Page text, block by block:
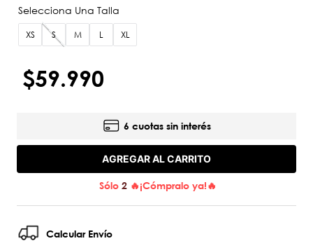
XS S M L XL
$59.990
6 cuotas sin interés
AGREGAR AL CARRITO
Sólo2 🔥¡Cómpralo ya!🔥
Calcular Envío